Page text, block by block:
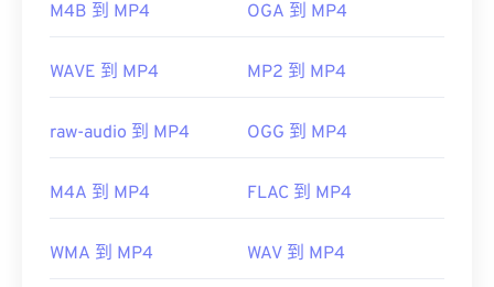
標準： ISO/IEC 14496
https://en.wikipedia.org/wiki/MPEG-4
4.html
M4B 到 MP4 OGA 到 MP4
WAVE 到 MP4 MP2 到 MP4
raw-audio 到 MP4 OGG 到 MP4
M4A 到 MP4 FLAC 到 MP4
WMA 到 MP4 WAV 到 MP4